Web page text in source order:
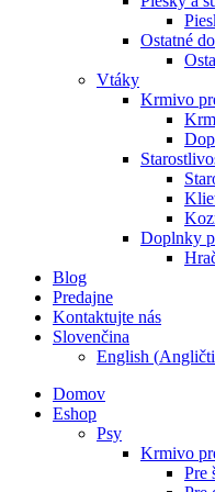
Ostatné
Vtáky
Krmivo
Doplnky
Blog
Predajne
Kontaktujte nás
Slovenčina
English (
Domov
Eshop
Psy
Krmivo
Pre